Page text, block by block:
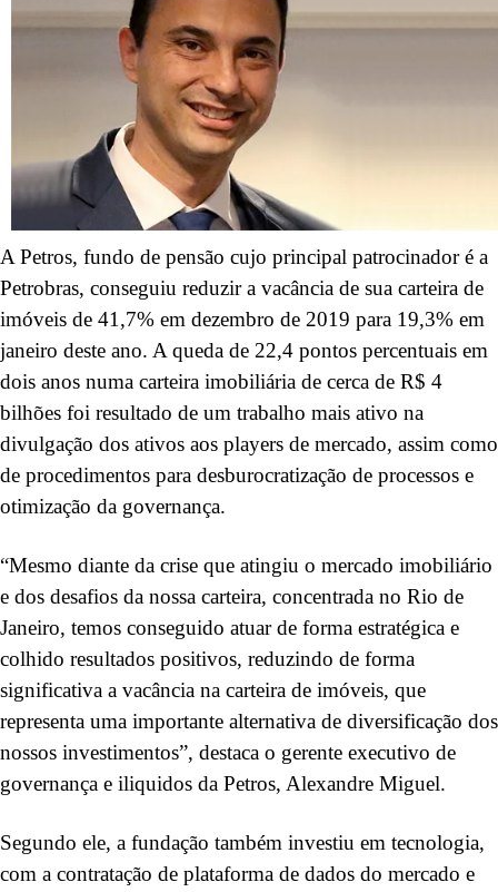
A Petros, fundo de pensão cujo principal patrocinador é a
Petrobras, conseguiu reduzir a vacância de sua carteira de
imóveis de 41,7% em dezembro de 2019 para 19,3% em
janeiro deste ano. A queda de 22,4 pontos percentuais em
dois anos numa carteira imobiliária de cerca de R$ 4
bilhões foi resultado de um trabalho mais ativo na
divulgação dos ativos aos players de mercado, assim como
de procedimentos para desburocratização de processos e
otimização da governança.
“Mesmo diante da crise que atingiu o mercado imobiliário
e dos desafios da nossa carteira, concentrada no Rio de
Janeiro, temos conseguido atuar de forma estratégica e
colhido resultados positivos, reduzindo de forma
significativa a vacância na carteira de imóveis, que
representa uma importante alternativa de diversificação dos
nossos investimentos”, destaca o gerente executivo de
governança e iliquidos da Petros, Alexandre Miguel.
Segundo ele, a fundação também investiu em tecnologia,
com a contratação de plataforma de dados do mercado e